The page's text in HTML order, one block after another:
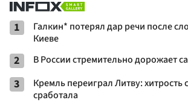
1
Галкин* потерял дар речи после
Киеве
2 В России стремительно дорожает
3
Кремль переиграл Литву: хитрость
сработала